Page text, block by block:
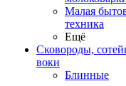
Малая
техника
Ещё
Сковороды,
воки
Блинные